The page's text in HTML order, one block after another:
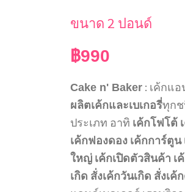
ขนาด 2 ปอนด์
฿990
Cake n' Baker : เค้กแอ
ผลิตเค้กและเบเกอรี่ทุก
ประเภท อาทิ เค้กโฟโต้
เค้กฟองดอง เค้กการ์ตูน
ใหญ่ เค้กเปิดตัวสินค้า เ
เกิด สั่งเค้กวันเกิด สั่งเค้